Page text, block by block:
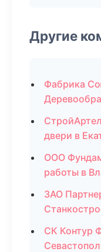
Другие
Фабрика
двери в
ООО
работы в
ЗАО
СК Контур